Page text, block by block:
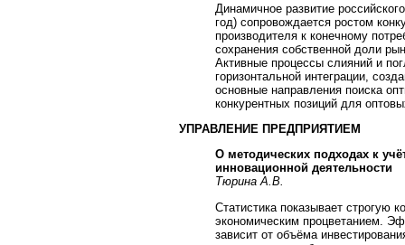
Динамичное развитие
год) сопровождается ростом
производителя к конечному
сохранения собственной доли
Активные процессы слияний и
горизонтальной интеграции,
основные направления поиска
конкурентных позиций для
УПРАВЛЕНИЕ ПРЕДПРИЯТИЕМ
О методических подходах к
инновационной деятельности
Тюрина А.В.
Статистика показывает строгую
экономическим процветанием.
зависит от объёма